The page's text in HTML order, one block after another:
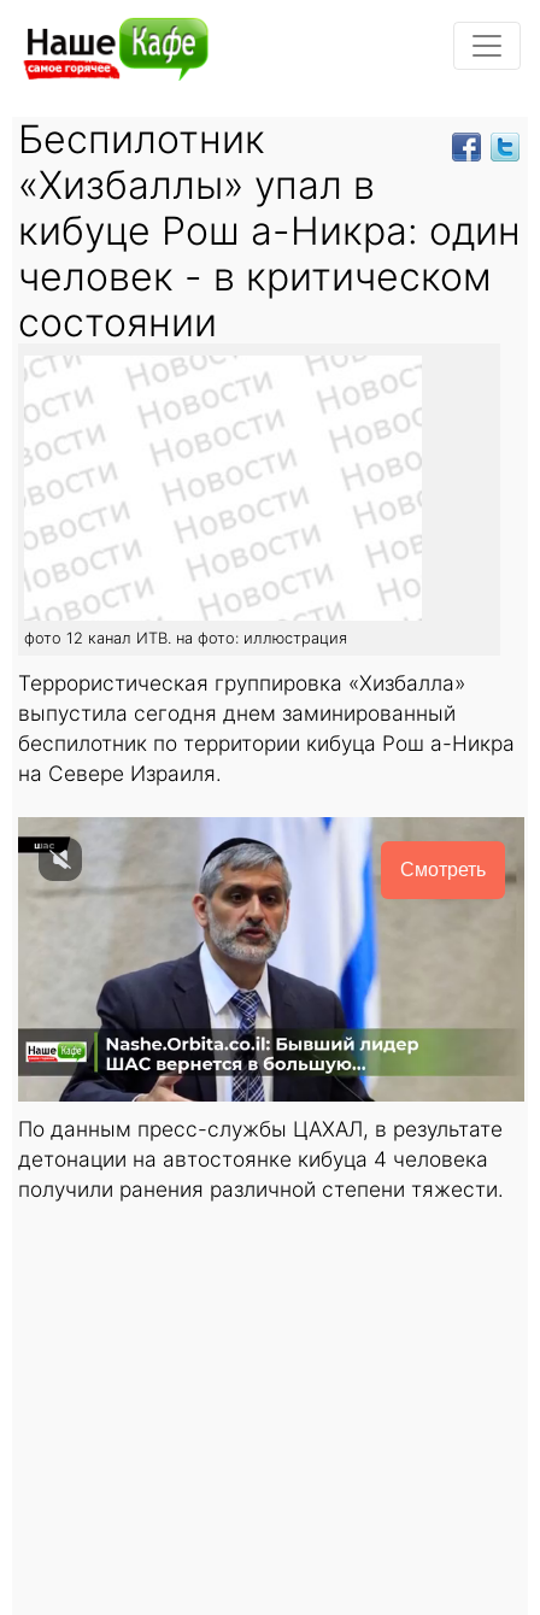
Беспилотник
«Хизбаллы» упал в
кибуце Рош а-Никра: один
человек - в критическом
состоянии
фото 12 канал ИТВ. на фото: иллюстрация
Террористическая группировка «Хизбалла»
выпустила сегодня днем заминированный
беспилотник по территории кибуца Рош а-Никра
на Севере Израиля.
Смотреть
По данным пресс-службы ЦАХАЛ, в результате
детонации на автостоянке кибуца 4 человека
получили ранения различной степени тяжести.